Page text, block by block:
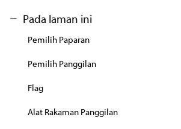
Pada laman ini
Pemilih Paparan
Pemilih Panggilan
Flag
Alat Rakaman Panggilan